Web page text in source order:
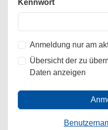
Kennwort
Anmeldung nur am
Übersicht der zu
Daten anzeigen